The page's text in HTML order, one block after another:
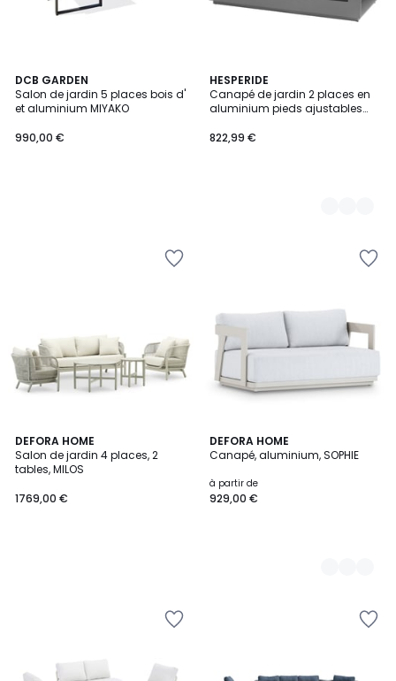
DCB GARDEN
Salon de jardin 5 places bois d'
et aluminium MIYAKO
990,00 €
HESPERIDE
Canapé de jardin 2 places en
aluminium pieds ajustables
822,99 €
2
Couleurs
DEFORA HOME
Salon de jardin 4 places, 2
tables, MILOS
1769,00 €
DEFORA HOME
Canapé, aluminium, SOPHIE
à partir de
929,00 €
3
Couleurs